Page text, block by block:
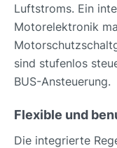
Luftstroms. Ein
Motorelektronik
sind stufenlos
BUS-Ansteuerung.
Flexible und
Die integrierte